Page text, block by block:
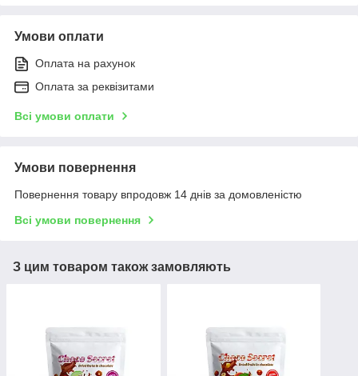
Умови оплати
Оплата на рахунок
Оплата за реквізитами
Всі умови оплати
Умови повернення
Повернення товару впродовж 14 днів за домовленістю
Всі умови повернення
З цим товаром також замовляють